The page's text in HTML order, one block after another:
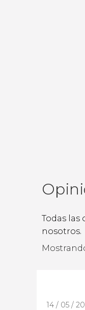
Todas las
nosotros.
14 / 05 /